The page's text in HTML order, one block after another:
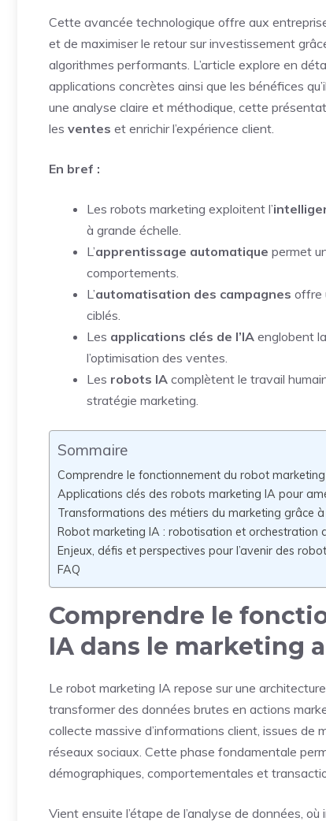
Cette avancée technologique offre aux
et de maximiser le retour sur investissement
algorithmes performants. L’article explore en
applications concrètes ainsi que les bénéfices
une analyse claire et méthodique, cette
les ventes et enrichir l’expérience client.
En bref :
Les robots marketing exploitent l’
à grande échelle.
L’apprentissage automatique permet
comportements.
L’automatisation des campagnes offre
ciblés.
Les applications clés de l’IA englobent
l’optimisation des ventes.
Les robots IA complètent le travail
stratégie marketing.
Sommaire
Comprendre le fonctionnement du robot
Applications clés des robots marketing IA pour
Transformations des métiers du marketing grâce
Robot marketing IA : robotisation et orchestration
Enjeux, défis et perspectives pour l’avenir des
FAQ
Comprendre le
IA dans le marketing
Le robot marketing IA repose sur une
transformer des données brutes en actions
collecte massive d’informations client, issues de
réseaux sociaux. Cette phase fondamentale
démographiques, comportementales et
Vient ensuite l’étape de l’analyse de données,